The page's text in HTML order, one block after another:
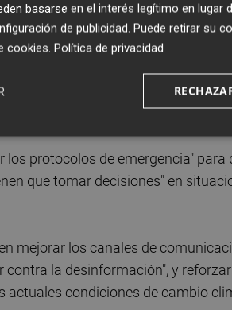
la Transición Ecológica y el
, contendrá un "paquete de reformas
protocolos de emergencia"
que tomar decisiones" en
mejorar los canales de
la desinformación", y
actuales condiciones de cambio
basarse en el interés legítimo en lugar
de publicidad. Puede retirar su
cookies. Política de privacidad